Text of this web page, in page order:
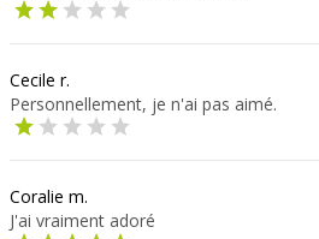
Cecile r.
Personnellement, je n'ai pas aimé.
Coralie m.
J'ai vraiment adoré